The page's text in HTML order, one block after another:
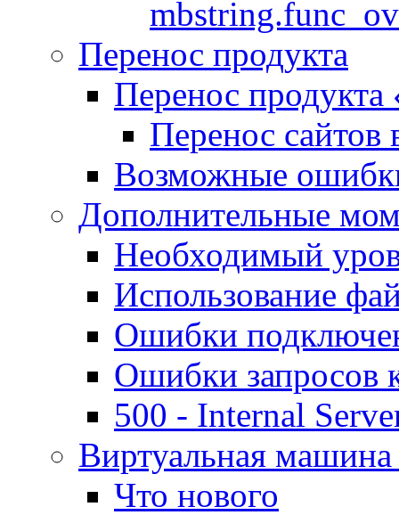
Перенос продукта
Перенос продукта
Перенос сайтов
Возможные
Дополнительные
Необходимый
Использование
Ошибки
Ошибки запросов
500 - Internal
Виртуальная
Что нового